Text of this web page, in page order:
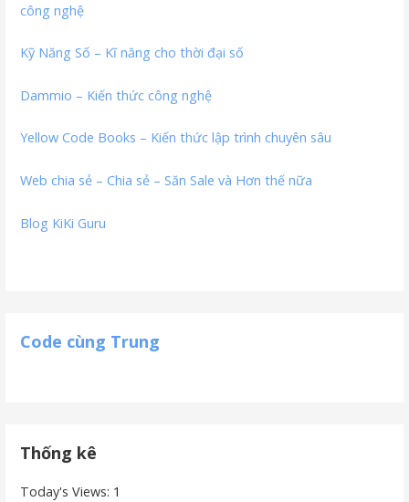
công nghệ
Kỹ Năng Số – Kĩ năng cho thời đại số
Dammio – Kiến thức công nghệ
Yellow Code Books – Kiến thức lập trình chuyên sâu
Web chia sẻ – Chia sẻ – Săn Sale và Hơn thế nữa
Blog KiKi Guru
Code cùng Trung
Thống kê
Today's Views: 1